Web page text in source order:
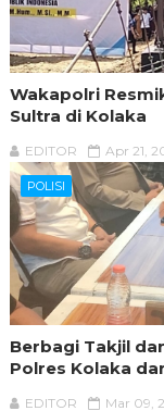
Wakapolri
Sultra di Kolaka
EDITOR Apr 21,
POLISI
Berbagi Takjil
Polres Kolaka
EDITOR Mar 09,